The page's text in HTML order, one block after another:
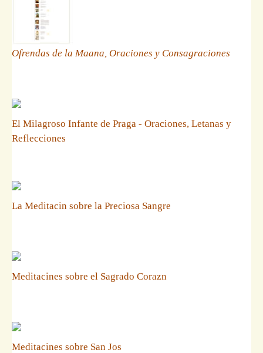
Ofrendas de la Maana, Oraciones y Consagraciones
El Milagroso Infante de Praga - Oraciones, Letanas y
Reflecciones
La Meditacin sobre la Preciosa Sangre
Meditacines sobre el Sagrado Corazn
Meditacines sobre San Jos